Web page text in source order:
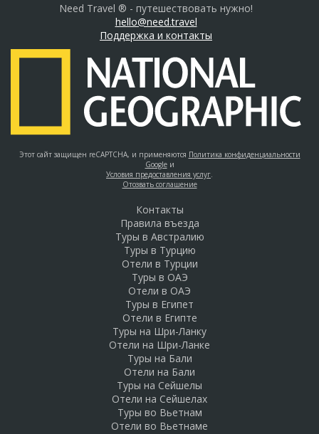
Need Travel ® - путешествовать нужно!
hello@need.travel
Поддержка и контакты
Этот сайт защищен reCAPTCHA, и применяются Политика конфиденциальности
Googleи
Условия предоставления услуг.
Отозвать соглашение
Контакты
Правила въезда
Туры в Австралию
Туры в Турцию
Отели в Турции
Туры в ОАЭ
Отели в ОАЭ
Туры в Египет
Отели в Египте
Туры на Шри-Ланку
Отели на Шри-Ланке
Туры на Бали
Отели на Бали
Туры на Сейшелы
Отели на Сейшелах
Туры во Вьетнам
Отели во Вьетнаме